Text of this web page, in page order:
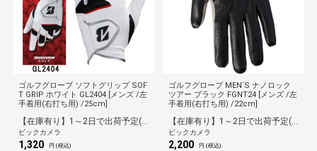
ゴルフグローブ ソフトグリップ SOF
T GRIP ホワイト GL2404 [メンズ /左
手着用(右打ち用) /25cm]
【在庫有り】1～2日で出荷予定(日付指定可)
ビックカメラ
1,320 円 (税込)
ゴルフグローブ MEN´S ナノロック
ツアー ブラック FGNT24 [メンズ /左
手着用(右打ち用) /22cm]
【在庫有り】1～2日で出荷予定(日付指定可)
ビックカメラ
2,200 円 (税込)